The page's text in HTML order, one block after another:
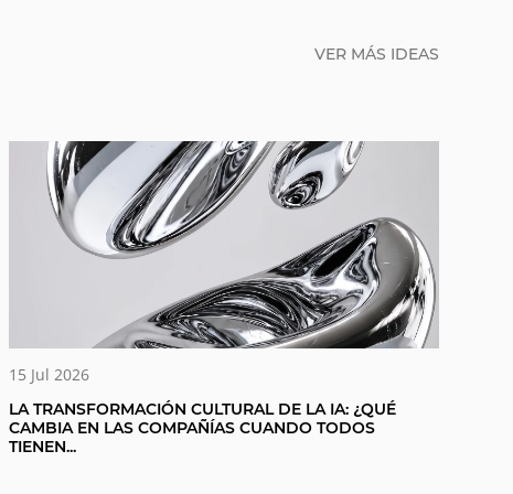
VER MÁS IDEAS
15 Jul 2026
LA TRANSFORMACIÓN CULTURAL DE LA IA: ¿QUÉ
CAMBIA EN LAS COMPAÑÍAS CUANDO TODOS
TIENEN...